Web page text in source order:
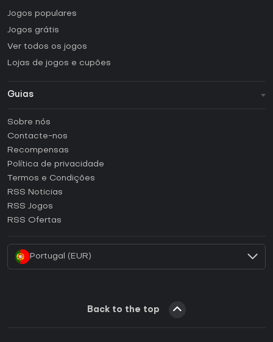
Jogos populares
Jogos grátis
Ver todos os jogos
Lojas de jogos e cupões
Guias
Como ativar uma CD Key Steam?
Como ativar uma CD Key Epic Games?
Como ativar uma CD Key GOG?
Como ativar uma CD Key Ubisoft Connect?
Sobre nós
Contacte-nos
Recompensas
Política de privacidade
Termos e Condições
RSS Noticias
RSS Jogos
RSS Ofertas
Portugal (EUR)
Back to the top